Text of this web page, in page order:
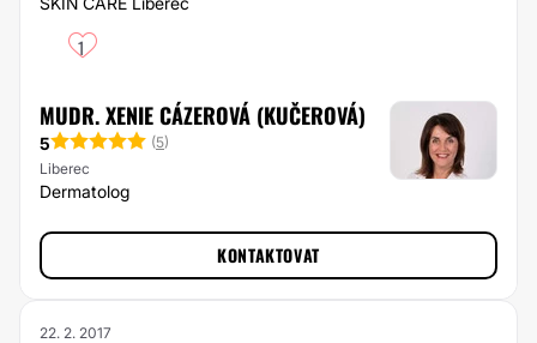
1
MUDR. XENIE CÁZEROVÁ (KUČEROVÁ)
5 (5)
Liberec
Dermatolog
KONTAKTOVAT
22. 2. 2017